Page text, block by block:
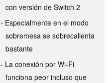
con versión de Switch 2
Especialmente en el modo
sobremesa se sobrecalienta
bastante
La conexión por Wi-Fi
funciona peor incluso que